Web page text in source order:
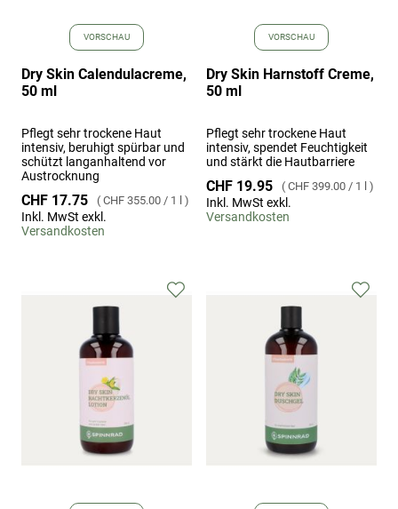
VORSCHAU
Dry Skin Calendulacreme,
50 ml
Pflegt sehr trockene Haut
intensiv, beruhigt spürbar und
schützt langanhaltend vor
Austrocknung
CHF 17.75 CHF 355.00 / 1 l
Inkl. MwSt exkl.
Versandkosten
VORSCHAU
Dry Skin Harnstoff Creme,
50 ml
Pflegt sehr trockene Haut
intensiv, spendet Feuchtigkeit
und stärkt die Hautbarriere
CHF 19.95 CHF 399.00 / 1 l
Inkl. MwSt exkl.
Versandkosten
Zur Zur